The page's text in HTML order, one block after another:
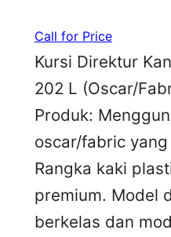
Call for Price
Kursi Direktur
202 L (Oscar/
Produk:
oscar/fabric
Rangka kaki
premium. Model
berkelas dan